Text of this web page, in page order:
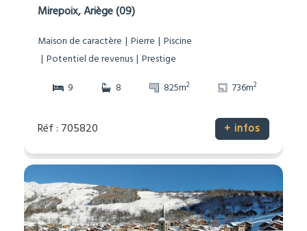
Mirepoix, Ariège (09)
Maison de caractère Pierre
Piscine
Potentiel de revenus Prestige
9
8 825m2 736m2
Réf : 705820 + infos